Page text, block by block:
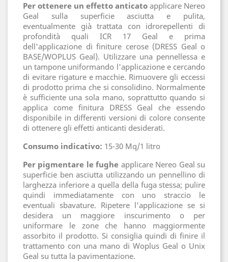
Per ottenere un effetto anticato applicare Nereo
Geal sulla superficie asciutta e pulita,
eventualmente già trattata con idrorepellenti di
profondità quali ICR 17 Geal e prima
dell'applicazione di finiture cerose (DRESS Geal o
BASE/WOPLUS Geal). Utilizzare una pennellessa e
un tampone uniformando l'applicazione e cercando
di evitare rigature e macchie. Rimuovere gli eccessi
di prodotto prima che si consolidino. Normalmente
è sufficiente una sola mano, soprattutto quando si
applica come finitura DRESS Geal che essendo
disponibile in differenti versioni di colore consente
di ottenere gli effetti anticanti desiderati.
Consumo indicativo: 15-30 Mq/1 litro
Per pigmentare le fughe applicare Nereo Geal su
superficie ben asciutta utilizzando un pennellino di
larghezza inferiore a quella della fuga stessa; pulire
quindi immediatamente con uno straccio le
eventuali sbavature. Ripetere l'applicazione se si
desidera un maggiore inscurimento o per
uniformare le zone che hanno maggiormente
assorbito il prodotto. Si consiglia quindi di finire il
trattamento con una mano di Woplus Geal o Unix
Geal su tutta la pavimentazione.